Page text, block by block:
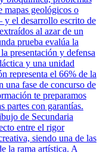
mapas geológicos o
el desarrollo escrito de
al azar de un
prueba evalúa la
presentación y defensa
y una unidad
representa el 66% de la
una fase de concurso de
te preparamos
partes con garantías.
de Secundaria
entre el rigor
siendo una de las
la rama artística. A